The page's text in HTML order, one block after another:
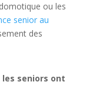
ou les
senior au
des
les seniors ont